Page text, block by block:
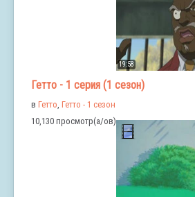
19:58
Гетто - 1 серия (1 сезон)
в Гетто Гетто - 1 сезон
10,130 просмотр(а/ов)